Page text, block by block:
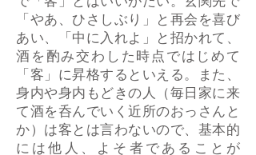
「やあ、ひさしぶり」と再会を喜び
あい、「中に入れよ」と招かれて、
酒を酌み交わした時点ではじめて
「客」に昇格するといえる。また、
身内や身内もどきの人（毎日家に来
て酒を呑んでいく近所のおっさんと
か）は客とは言わないので、基本的
には他人、よそ者であることが